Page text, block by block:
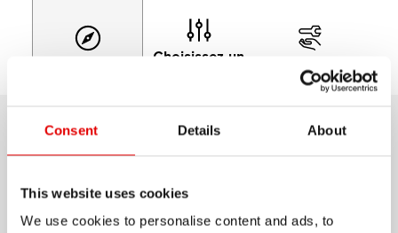
Consent Details About
This website uses cookies
We use cookies to personalise content and ads, to
Choisissez un
Détails du produit
Laissez parler vos jambes lors des montée, et
attaquez dans les descentes. C’est exactement ce